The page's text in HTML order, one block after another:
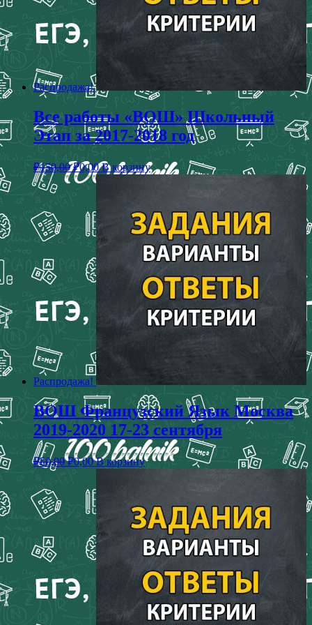
Распродажа!
Все работы «ВОШ» Школьный
Этап за 2017-2018 год
₽150,00 ₽0,00 В корзину
Распродажа!
ВОШ Французский Язык Москва
2019-2020 17-23 сентября
₽50,00 ₽0,00 В корзину